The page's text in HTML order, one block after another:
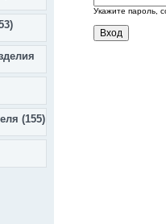
(155)
Укажите пароль,